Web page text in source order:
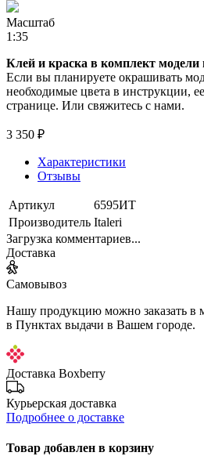
Масштаб
1:35
Клей и краска в комплект модели
Если вы планируете окрашивать
необходимые цвета в инструкции,
странице. Или свяжитесь с нами.
3 350 ₽
Характеристики
Отзывы
Артикул
6595ИТ
Производитель Italeri
Загрузка комментариев...
Доставка
Самовывоз
Нашу продукцию можно заказать в
в Пунктах выдачи в Вашем городе.
Доставка Boxberry
Курьерская доставка
Подробнее о доставке
Товар добавлен в корзину